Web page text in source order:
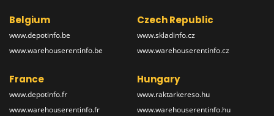
Belgium
www.depotinfo.be
www.warehouserentinfo.be
Czech Republic
www.skladinfo.cz
www.warehouserentinfo.cz
France
www.depotinfo.fr
www.warehouserentinfo.fr
Hungary
www.raktarkereso.hu
www.warehouserentinfo.hu